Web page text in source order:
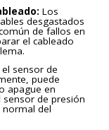
Los
desgastados
de fallos en
el cableado
el sensor de
puede
apague en
de presión
del